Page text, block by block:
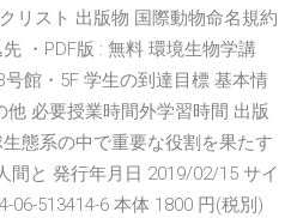
リスト 出版物 国際動物命名規約
・PDF版 : 無料 環境生物学講
館・5F 学生の到達目標 基本情
必要授業時間外学習時間 出版
態系の中で重要な役割を果たす
間と 発行年月日 2019/02/15 サイ
06-513414-6 本体 1800 円(税別)